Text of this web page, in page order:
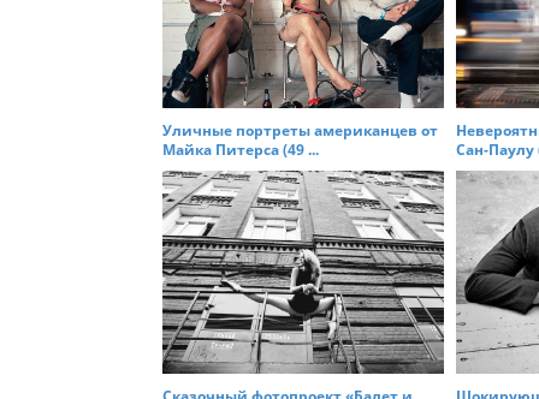
Уличные портреты американцев от
Майка Питерса (49 ...
Сан-Паулу